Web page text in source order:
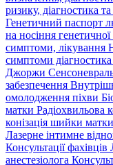
ризику, діагностика
Генетичний паспорт
на носіння генетичної
симптоми, лікування
симптоми діагностика
Джоржи
забезпечення
омолодження піхви
матки Радіохвильова
конізація шийки матки
Лазерне інтимне
Консультації фахівців
анестезіолога